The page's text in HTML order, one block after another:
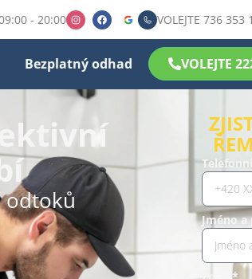
- 20:00 VOLEJTE 736 353
Bezplatný odhad VOLEJTE
odtoků
Jméno